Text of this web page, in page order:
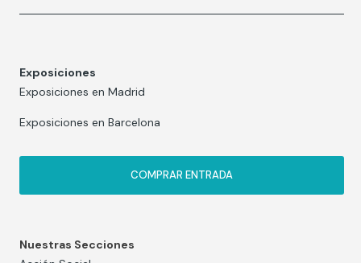
Exposiciones
Exposiciones en Madrid
Exposiciones en Barcelona
COMPRAR ENTRADA
Nuestras Secciones